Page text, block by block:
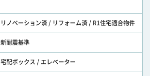
リノベーション済 / リフォーム済 / R1住宅適合物件
新耐震基準
宅配ボックス / エレベーター